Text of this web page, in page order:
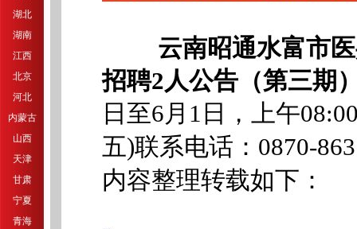
湖北
湖南
江西
北京
河北
内蒙古
山西
天津
甘肃
宁夏
青海
云南昭通水富市
招聘2人公告（第三期
日至6月1日，上午
五)联系电话：0870-
内容整理转载如下：